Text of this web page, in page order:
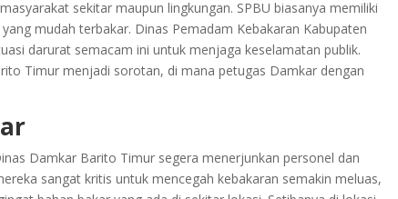
sekitar maupun lingkungan. SPBU biasanya memiliki
mudah terbakar. Dinas Pemadam Kebakaran Kabupaten
darurat semacam ini untuk menjaga keselamatan publik.
Timur menjadi sorotan, di mana petugas Damkar dengan
Damkar Barito Timur segera menerjunkan personel dan
sangat kritis untuk mencegah kebakaran semakin meluas,